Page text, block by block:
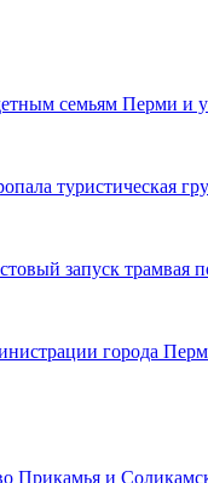
семьям Перми и
туристическая
запуск трамвая
города
Прикамья и